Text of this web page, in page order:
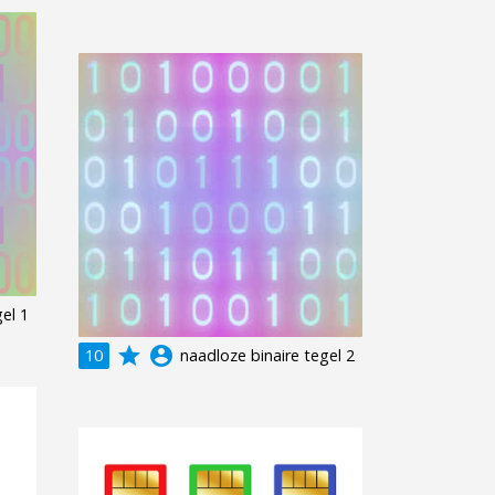
1
10
grade account_circle naadloze binaire tegel 2